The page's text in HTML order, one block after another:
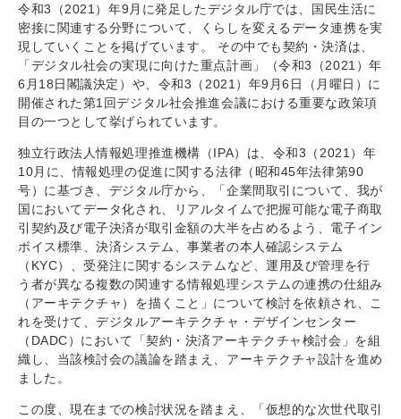
令和3（2021）年9月に発足したデジタル庁では、国民生活に
密接に関連する分野について、くらしを変えるデータ連携を実
現していくことを掲げています。 その中でも契約・決済は、
「デジタル社会の実現に向けた重点計画」（令和3（2021）年
6月18日閣議決定）や、令和3（2021）年9月6日（月曜日）に
開催された第1回デジタル社会推進会議における重要な政策項
目の一つとして挙げられています。
独立行政法人情報処理推進機構（IPA）は、令和3（2021）年
10月に、情報処理の促進に関する法律（昭和45年法律第90
号）に基づき、デジタル庁から、「企業間取引について、我が
国においてデータ化され、リアルタイムで把握可能な電子商取
引契約及び電子決済が取引金額の大半を占めるよう、電子イン
ボイス標準、決済システム、事業者の本人確認システム
（KYC）、受発注に関するシステムなど、運用及び管理を行
う者が異なる複数の関連する情報処理システムの連携の仕組み
（アーキテクチャ）を描くこと」について検討を依頼され、こ
れを受けて、デジタルアーキテクチャ・デザインセンター
（DADC）において「契約・決済アーキテクチャ検討会」を組
織し、当該検討会の議論を踏まえ、アーキテクチャ設計を進め
ました。
この度、現在までの検討状況を踏まえ、「仮想的な次世代取引